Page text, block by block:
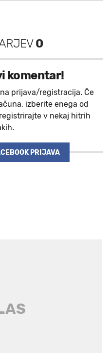
0
komentar!
prijava/registracija. Če
izberite enega od
v nekaj hitrih
PRIJAVA